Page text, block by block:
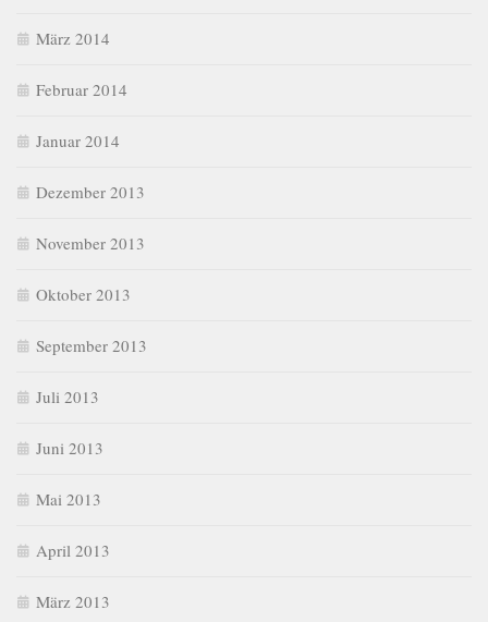
März 2014
Februar 2014
Januar 2014
Dezember 2013
November 2013
Oktober 2013
September 2013
Juli 2013
Juni 2013
Mai 2013
April 2013
März 2013